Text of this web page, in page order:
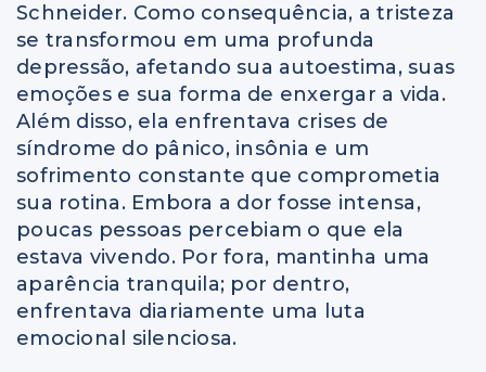
Schneider. Como consequência, a tristeza
se transformou em uma profunda
depressão, afetando sua autoestima, suas
emoções e sua forma de enxergar a vida.
Além disso, ela enfrentava crises de
síndrome do pânico, insônia e um
sofrimento constante que comprometia
sua rotina. Embora a dor fosse intensa,
poucas pessoas percebiam o que ela
estava vivendo. Por fora, mantinha uma
aparência tranquila; por dentro,
enfrentava diariamente uma luta
emocional silenciosa.